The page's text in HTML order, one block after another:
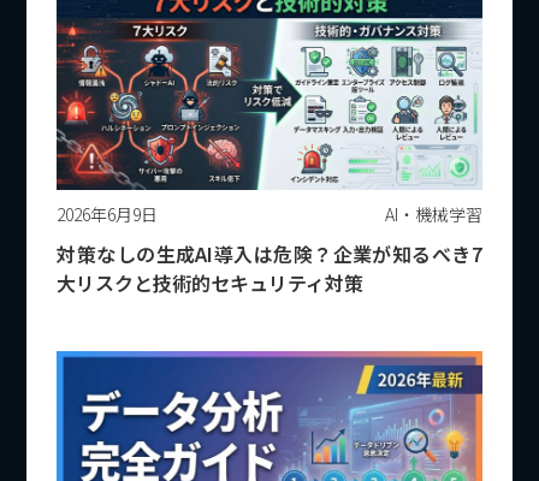
2026年6月9日 AI・機械学習
対策なしの生成AI導入は危険？企業が知るべき7
大リスクと技術的セキュリティ対策